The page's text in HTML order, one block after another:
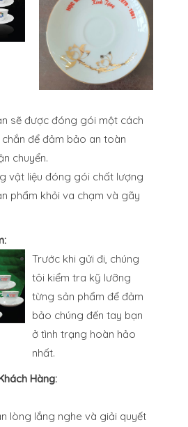
sẽ được đóng gói một cách
để đảm bảo an toàn
chuyển.
vật liệu đóng gói chất lượng
phẩm khỏi va chạm và gãy
Trước khi gửi đi, chúng
tôi kiểm tra kỹ lưỡng
từng sản phẩm để đảm
bảo chúng đến tay bạn
ở tình trạng hoàn hảo
nhất.
Hàng:
lòng lắng nghe và giải quyết